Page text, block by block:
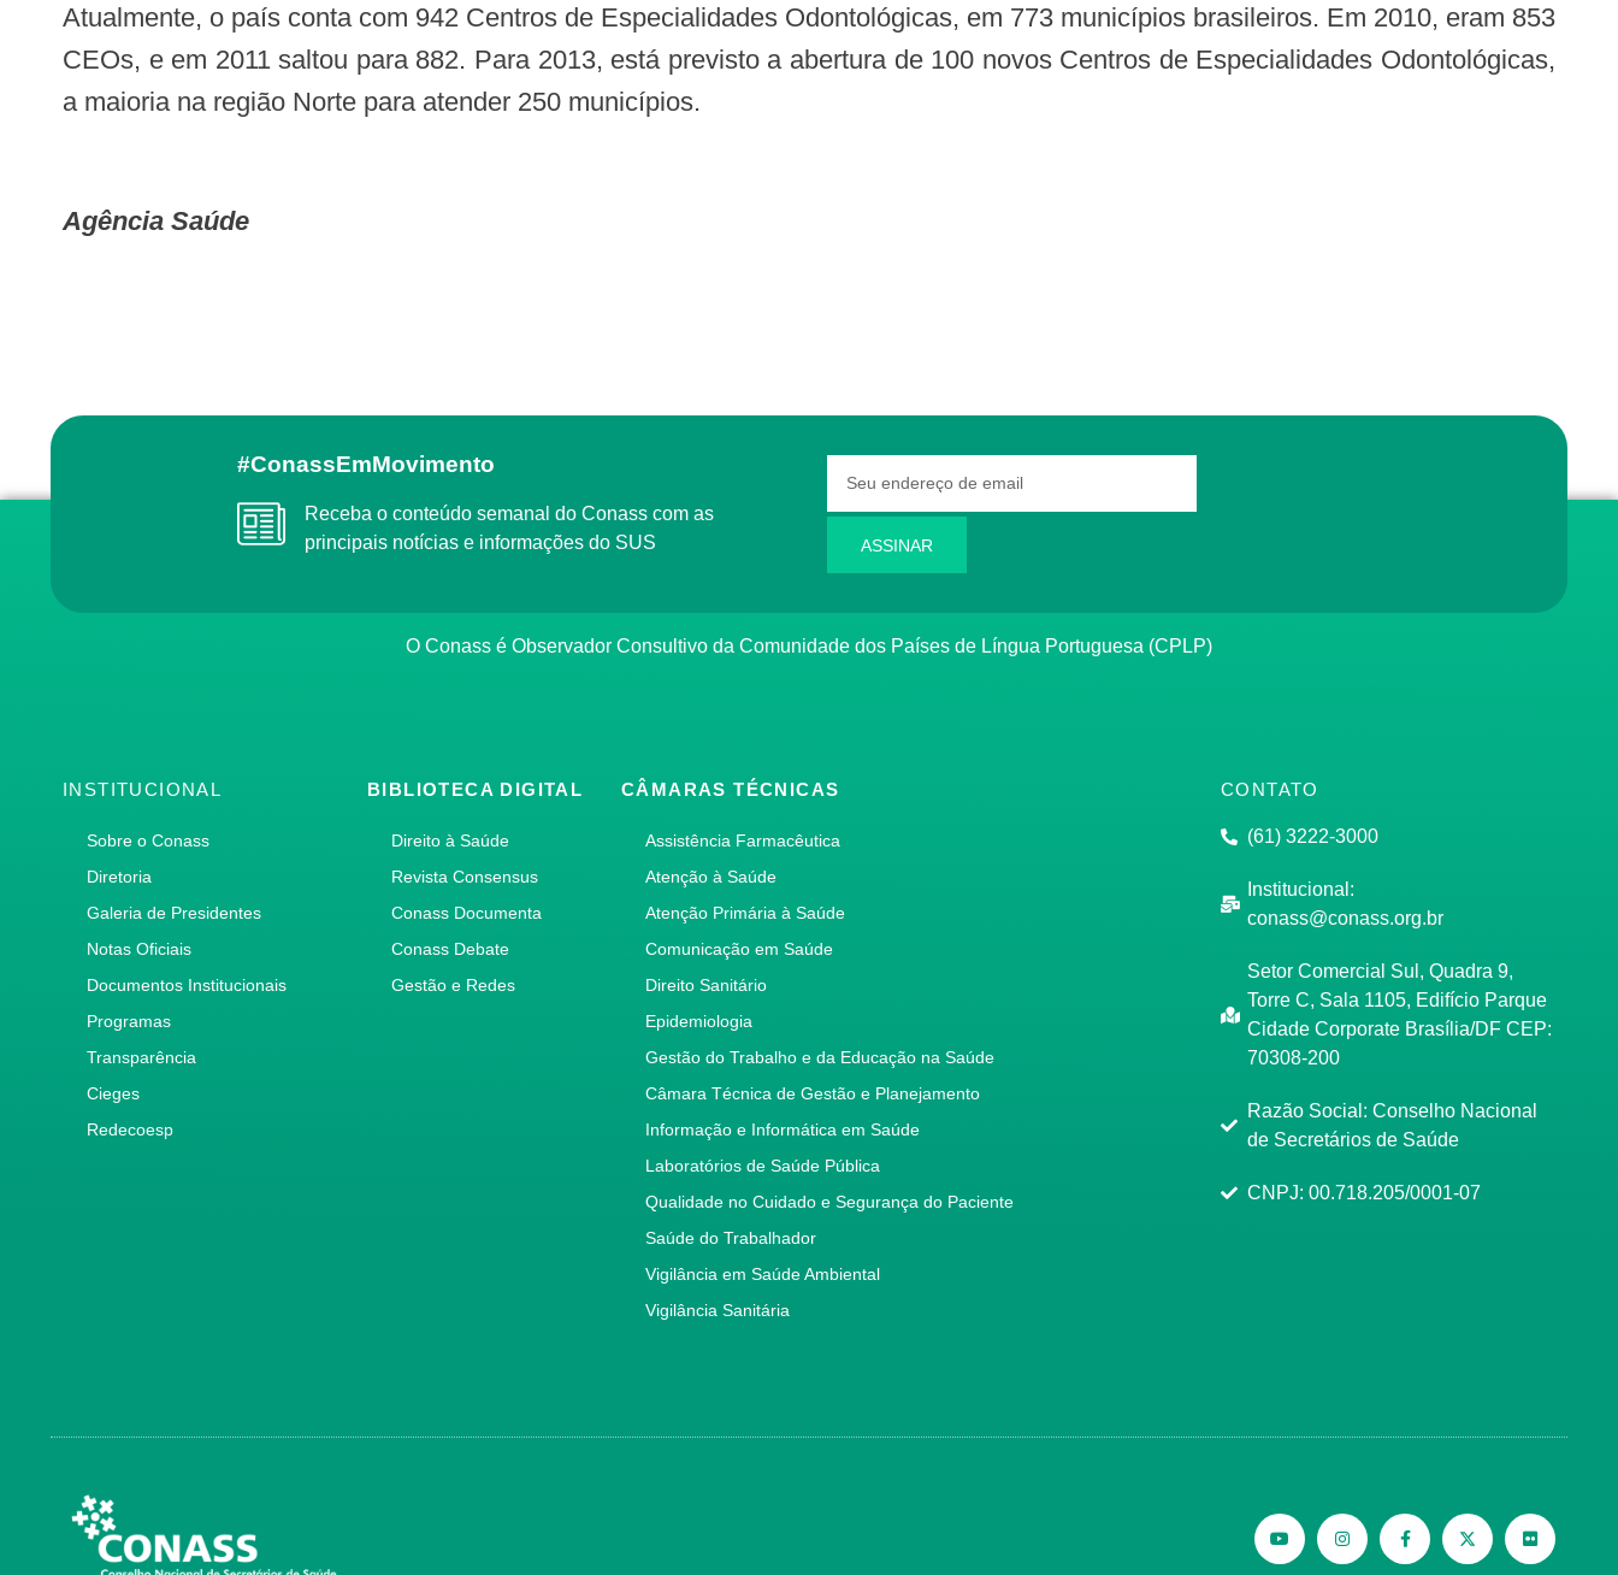
Atualmente, o país conta com 942 Centros de Especialidades Odontológicas, em 773 municípios brasileiros. Em 2010, eram 853
CEOs, e em 2011 saltou para 882. Para 2013, está previsto a abertura de 100 novos Centros de Especialidades Odontológicas,
a maioria na região Norte para atender 250 municípios.
Agência Saúde
#ConassEmMovimento
Receba o conteúdo semanal do Conass com as
principais notícias e informações do SUS
ASSINAR
O Conass é Observador Consultivo da Comunidade dos Países de Língua Portuguesa (CPLP)
INSTITUCIONAL
Sobre o Conass
Diretoria
Galeria de Presidentes
Notas Oficiais
Documentos Institucionais
Programas
Transparência
Cieges
Redecoesp
BIBLIOTECA DIGITAL
Direito à Saúde
Revista Consensus
Conass Documenta
Conass Debate
Gestão e Redes
CÂMARAS TÉCNICAS
Assistência Farmacêutica
Atenção à Saúde
Atenção Primária à Saúde
Comunicação em Saúde
Direito Sanitário
Epidemiologia
Gestão do Trabalho e da Educação na Saúde
Câmara Técnica de Gestão e Planejamento
Informação e Informática em Saúde
Laboratórios de Saúde Pública
Qualidade no Cuidado e Segurança do Paciente
Saúde do Trabalhador
Vigilância em Saúde Ambiental
Vigilância Sanitária
CONTATO
(61) 3222-3000
Institucional:
conass@conass.org.br
Setor Comercial Sul, Quadra 9,
Torre C, Sala 1105, Edifício Parque
Cidade Corporate Brasília/DF CEP:
70308-200
Razão Social: Conselho Nacional
de Secretários de Saúde
CNPJ: 00.718.205/0001-07